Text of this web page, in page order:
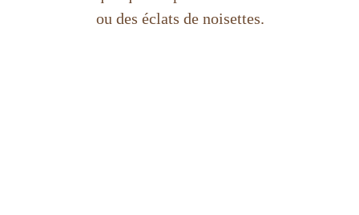
ou des éclats de noisettes.